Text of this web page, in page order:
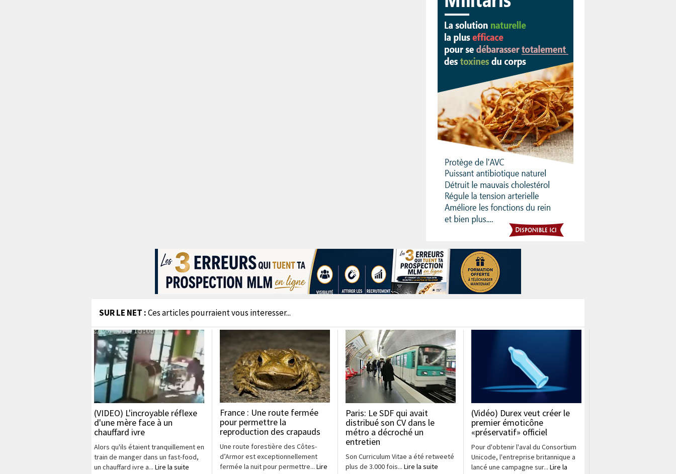
SUR LE NET :Ces articles pourraient vous interesser...
(VIDEO) L'incroyable réflexe
d'une mère face à un
chauffard ivre
Alors qu'ils étaient tranquillement en
train de manger dans un fast-food,
un chauffard ivre a... Lire la suite
France : Une route fermée
pour permettre la
reproduction des crapauds
Une route forestière des Côtes-
d’Armor est exceptionnellement
fermée la nuit pour permettre... Lire
Paris: Le SDF qui avait
distribué son CV dans le
métro a décroché un
entretien
Son Curriculum Vitae a été retweeté
plus de 3.000 fois... Lire la suite
(Vidéo) Durex veut créer le
premier émoticône
«préservatif» officiel
Pour d'obtenir l'aval du Consortium
Unicode, l'entreprise britannique a
lancé une campagne sur... Lire la